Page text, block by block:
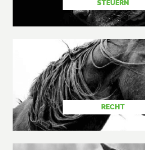
STEUERN
RECHT